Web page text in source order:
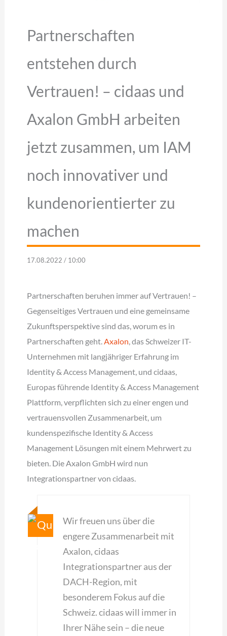
Partnerschaften
entstehen durch
Vertrauen! – cidaas und
Axalon GmbH arbeiten
jetzt zusammen, um IAM
noch innovativer und
kundenorientierter zu
machen
17.08.2022 / 10:00
Partnerschaften beruhen immer auf Vertrauen! –
Gegenseitiges Vertrauen und eine gemeinsame
Zukunftsperspektive sind das, worum es in
Partnerschaften geht.Axalon, das Schweizer IT-
Unternehmen mit langjähriger Erfahrung im
Identity & Access Management, und cidaas,
Europas führende Identity & Access Management
Plattform, verpflichten sich zu einer engen und
vertrauensvollen Zusammenarbeit, um
kundenspezifische Identity & Access
Management Lösungen mit einem Mehrwert zu
bieten. Die Axalon GmbH wird nun
Integrationspartner von cidaas.
Wir freuen uns über die
engere Zusammenarbeit mit
Axalon, cidaas
Integrationspartner aus der
DACH-Region, mit
besonderem Fokus auf die
Schweiz. cidaas will immer in
Ihrer Nähe sein – die neue